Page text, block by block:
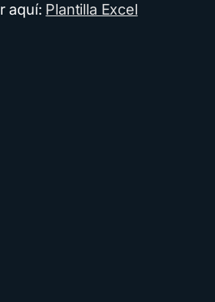
aquí: Plantilla Excel